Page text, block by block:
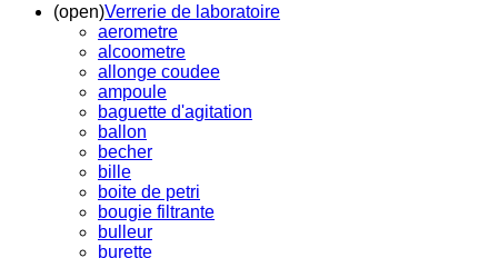
(open)Verrerie de laboratoire
aerometre
alcoometre
allonge coudee
ampoule
baguette d'agitation
ballon
becher
bille
boite de petri
bougie filtrante
bulleur
burette